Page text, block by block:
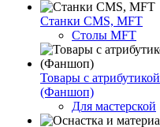
Станки CMS, MFT
Столы MFT
Товары с атрибутикой
(Фаншоп)
Для мастерской